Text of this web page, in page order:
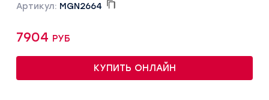
Артикул: MGN2664
7904 руб
КУПИТЬ ОНЛАЙН